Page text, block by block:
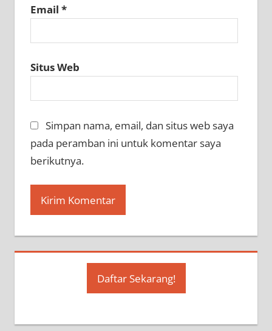
Email *
Situs Web
Simpan nama, email, dan situs web saya
pada peramban ini untuk komentar saya
berikutnya.
Daftar Sekarang!